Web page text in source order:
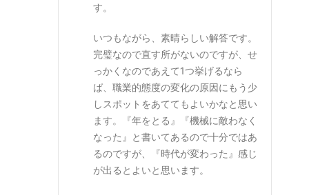
す。
いつもながら、素晴らしい解答です。
完璧なので直す所がないのですが、せ
っかくなのであえて1つ挙げるなら
ば、職業的態度の変化の原因にもう少
しスポットをあててもよいかなと思い
ます。『年をとる』『機械に敵わなく
なった』と書いてあるので十分ではあ
るのですが、『時代が変わった』感じ
が出るとよいと思います。